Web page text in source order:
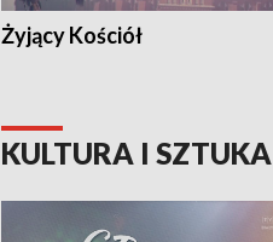
Żyjący Kościół
KULTURA I SZTUKA